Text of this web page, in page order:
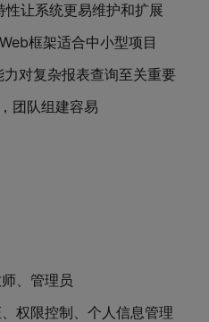
让系统更易维护和扩展
框架适合中小型项目
对复杂报表查询至关重要
团队组建容易
、管理员
权限控制、个人信息管理